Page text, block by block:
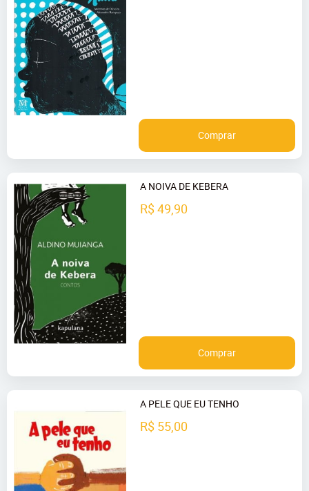
Comprar
A NOIVA DE KEBERA
R$ 49,90
Comprar
A PELE QUE EU TENHO
R$ 55,00